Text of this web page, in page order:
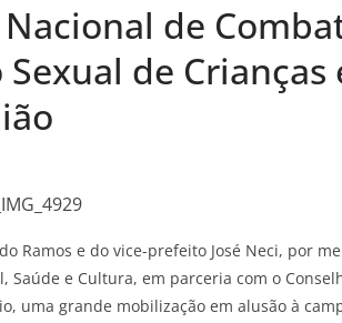
de
de Crianças
Ramos e do vice-prefeito José Neci, por
Saúde e Cultura, em parceria com o
uma grande mobilização em alusão à